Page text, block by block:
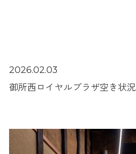
2026.02.03
御所西ロイヤルプラザ空き状況